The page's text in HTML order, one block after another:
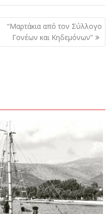
“Μαρτάκια από τον Σύλλογο
Γονέων και Κηδεμόνων”